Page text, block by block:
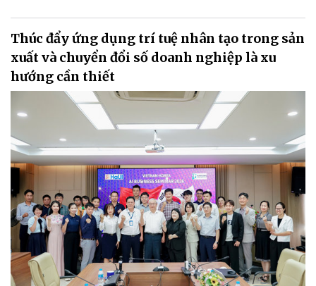
Thúc đẩy ứng dụng trí tuệ nhân tạo trong sản
xuất và chuyển đổi số doanh nghiệp là xu
hướng cần thiết